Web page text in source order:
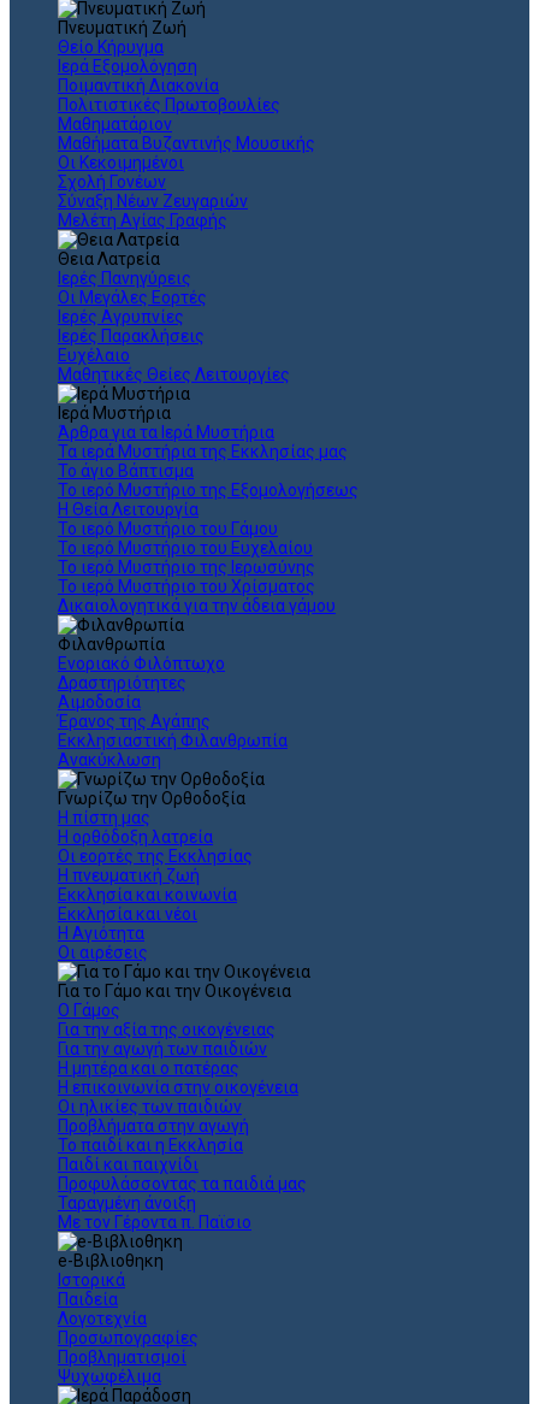
Πνευματική Ζωή
Θείο Κήρυγμα
Ιερά Εξομολόγηση
Ποιμαντική Διακονία
Πολιτιστικές Πρωτοβουλίες
Μαθηματάριον
Μαθήματα Βυζαντινής Μουσικής
Οι Κεκοιμημένοι
Σχολή Γονέων
Σύναξη Νέων Ζευγαριών
Μελέτη Αγίας Γραφής
Θεια Λατρεία
Ιερές Πανηγύρεις
Οι Μεγάλες Εορτές
Ιερές Αγρυπνίες
Ιερές Παρακλήσεις
Ευχέλαιο
Μαθητικές Θείες Λειτουργίες
Ιερά Μυστήρια
Άρθρα για τα Ιερά Μυστήρια
Τα ιερά Μυστήρια της Εκκλησίας μας
Το άγιο Βάπτισμα
Το ιερό Μυστήριο της Εξομολογήσεως
Η Θεία Λειτουργία
Το ιερό Μυστήριο του Γάμου
Το ιερό Μυστήριο του Ευχελαίου
Το ιερό Μυστήριο της Ιερωσύνης
Το ιερό Μυστήριο του Χρίσματος
Δικαιολογητικά για την άδεια γάμου
Φιλανθρωπία
Ενοριακό Φιλόπτωχο
Δραστηριότητες
Αιμοδοσία
Έρανος της Αγάπης
Εκκλησιαστική Φιλανθρωπία
Ανακύκλωση
Γνωρίζω την Ορθοδοξία
Η πίστη μας
Η ορθόδοξη λατρεία
Οι εορτές της Εκκλησίας
Η πνευματική ζωή
Εκκλησία και κοινωνία
Εκκλησία και νέοι
Η Αγιότητα
Οι αιρέσεις
Για το Γάμο και την Οικογένεια
Ο Γάμος
Για την αξία της οικογένειας
Για την αγωγή των παιδιών
Η μητέρα και ο πατέρας
Η επικοινωνία στην οικογένεια
Οι ηλικίες των παιδιών
Προβλήματα στην αγωγή
Το παιδί και η Εκκλησία
Παιδί και παιχνίδι
Προφυλάσσοντας τα παιδιά μας
Ταραγμένη άνοιξη
Με τον Γέροντα π. Παϊσιο
e-Βιβλιοθηκη
Ιστορικά
Παιδεία
Λογοτεχνία
Προσωπογραφίες
Προβληματισμοί
Ψυχωφέλιμα